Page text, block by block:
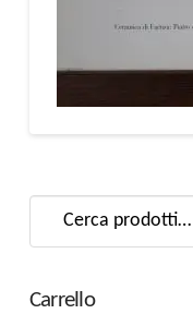
Carrello